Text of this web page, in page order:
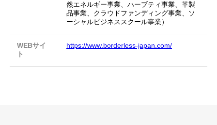
然エネルギー事業、ハーブティ事業、革製
品事業、クラウドファンディング事業、ソ
ーシャルビジネススクール事業）
WEBサイ
ト
https://www.borderless-japan.com/